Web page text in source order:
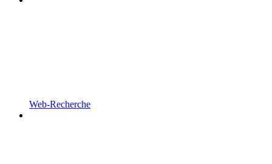
Web-Recherche